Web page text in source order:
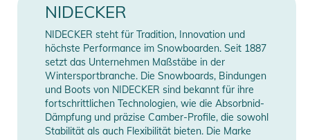
verstärken die Ollie-Power und glätten das Fahrverhalten,
unseren Master Core. Zwei Holzarten (Pappel und Paulownia)
werden kombiniert, um das Beste aus allen Welten zu
erhalten: leicht, stark und reaktionsschnell.
Eigenschaften:
Flex Medium-Soft
Shape Directional
Board-Typ All Mountain
Board-Profil Hybrid-Camber
NIDECKER
NIDECKER steht für Tradition, Innovation und
höchste Performance im Snowboarden. Seit 1887
setzt das Unternehmen Maßstäbe in der
Wintersportbranche. Die Snowboards, Bindungen
und Boots von NIDECKER sind bekannt für ihre
fortschrittlichen Technologien, wie die Absorbnid-
Dämpfung und präzise Camber-Profile, die sowohl
Stabilität als auch Flexibilität bieten. Die Marke